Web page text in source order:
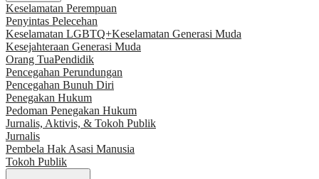
Keselamatan Perempuan
Penyintas Pelecehan
Keselamatan LGBTQ+Keselamatan Generasi Muda
Kesejahteraan Generasi Muda
Orang TuaPendidik
Pencegahan Perundungan
Pencegahan Bunuh Diri
Penegakan Hukum
Pedoman Penegakan Hukum
Jurnalis, Aktivis, & Tokoh Publik
Jurnalis
Pembela Hak Asasi Manusia
Tokoh Publik